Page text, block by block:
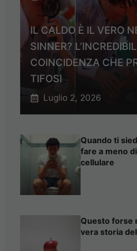
IL CALDO È IL VERO
SINNER?
COINCIDENZA CHE
TIFOSI
Luglio 2, 2026
Quando ti
fare a meno
cellulare
Questo forse
vera storia